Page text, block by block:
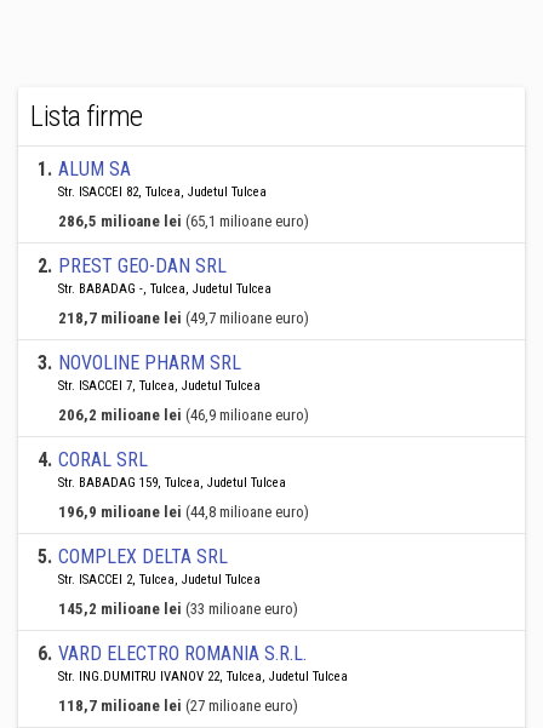
Lista firme
1. ALUM SA
Str. ISACCEI 82, Tulcea, Judetul Tulcea
286,5 milioane lei (65,1 milioane euro)
2. PREST GEO-DAN SRL
Str. BABADAG -, Tulcea, Judetul Tulcea
218,7 milioane lei (49,7 milioane euro)
3. NOVOLINE PHARM SRL
Str. ISACCEI 7, Tulcea, Judetul Tulcea
206,2 milioane lei (46,9 milioane euro)
4. CORAL SRL
Str. BABADAG 159, Tulcea, Judetul Tulcea
196,9 milioane lei (44,8 milioane euro)
5. COMPLEX DELTA SRL
Str. ISACCEI 2, Tulcea, Judetul Tulcea
145,2 milioane lei (33 milioane euro)
6. VARD ELECTRO ROMANIA S.R.L.
Str. ING.DUMITRU IVANOV 22, Tulcea, Judetul Tulcea
118,7 milioane lei (27 milioane euro)